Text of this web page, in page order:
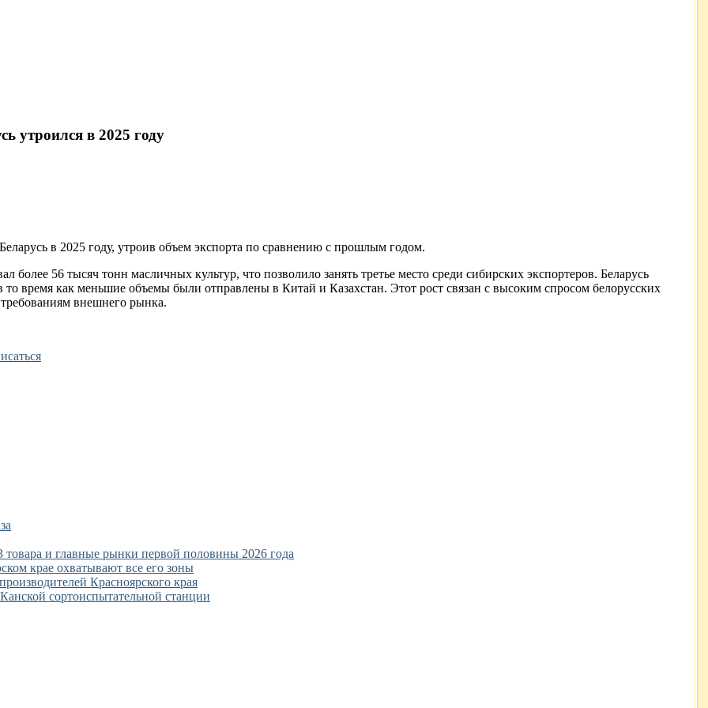
утроился в 2025 году
в 2025 году, утроив объем экспорта по сравнению с прошлым годом.
более 56 тысяч тонн масличных культур, что позволило занять третье место среди сибирских экспортеров. Беларусь
то время как меньшие объемы были отправлены в Китай и Казахстан. Этот рост связан с высоким спросом белорусских
внешнего рынка.
товара и главные рынки первой половины 2026 года
крае охватывают все его зоны
Красноярского края
сортоиспытательной станции